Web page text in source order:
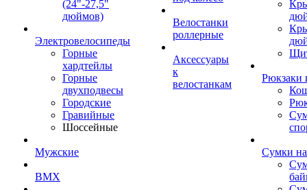
(24"-27,5"
дюймов)
Электровелосипеды
Горные
хардтейлы
Горные
двухподвесы
Городские
Гравийные
Шоссейные
Мужские
BMX
Велостанки
роллерные
Аксессуары
к
велостанкам
Рюкзаки
Сумки